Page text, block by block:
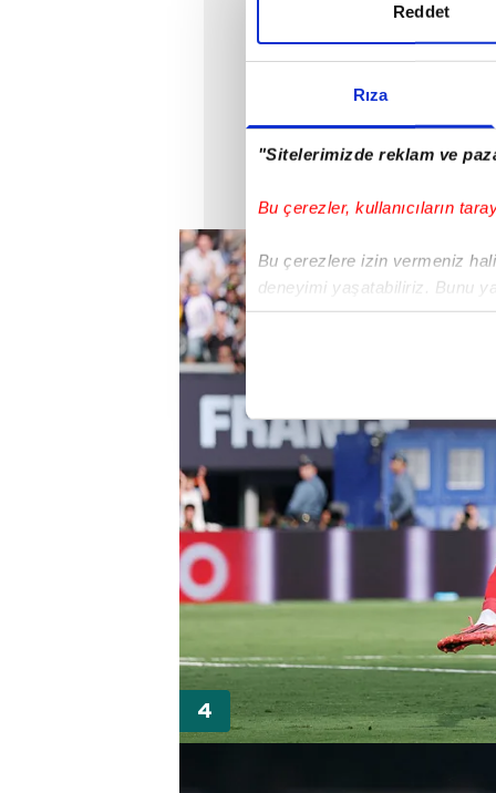
Rıza
"Sitelerimizde reklam ve
Bu çerezler, kullanıcıların
Bu çerezlere izin vermeniz
deneyimi yaşatabiliriz. Bunu
içerikleri sunabilmek adına
Sizlere daha iyi bir hizmet
çerezler vasıtasıyla çeşitli
amacıyla kullanılmaktadır.
reklam/pazarlama
Çerezlere ilişkin tercihlerinizi
butonuna tıklayabilir,Çerez
6698 sayılı Kişisel Verilerin
mevzuata uygun olarak
Reddet